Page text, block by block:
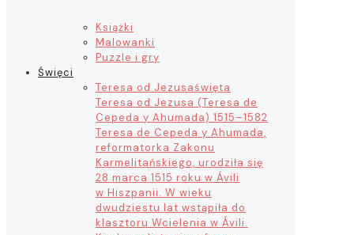
Książki
Malowanki
Puzzle i gry
Święci
Teresa od Jezusaświęta
Teresa od Jezusa (Teresa de
Cepeda y Ahumada) 1515–1582
Teresa de Cepeda y Ahumada,
reformatorka Zakonu
Karmelitańskiego, urodziła się
28 marca 1515 roku w Ávili
w Hiszpanii. W wieku
dwudziestu lat wstąpiła do
klasztoru Wcielenia w Ávili.